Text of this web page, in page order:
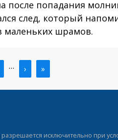
после попадания
след, который
маленьких шрамов.
… Следующая
страница
› Последняя
страница
»
исключительно при